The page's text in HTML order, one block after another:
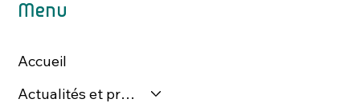
Menu
Accueil
Actualités et presse